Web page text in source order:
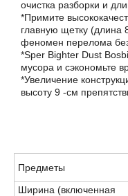
очистка разборки и
*Примите
главную щетку (длина
феномен перелома
*Sper Bighter Dust
мусора и сэкономьте
*Увеличение
высоту 9 -см
Предметы
Ширина (включенная